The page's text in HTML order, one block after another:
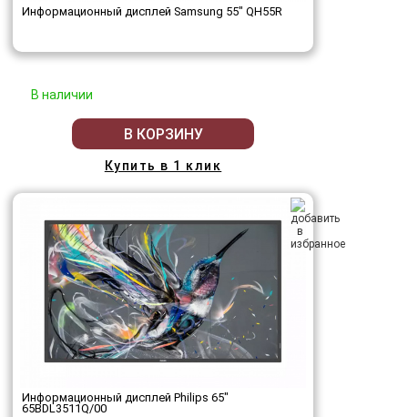
Информационный дисплей Samsung 55" QH55R
В наличии
В КОРЗИНУ
Купить в 1 клик
Информационный дисплей Philips 65"
65BDL3511Q/00